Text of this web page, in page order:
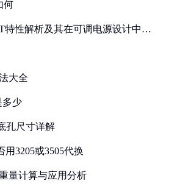
何
特性解析及其在可调电源设计中的
大全
多少
孔尺寸详解
用3205或3505代换
量计算与应用分析